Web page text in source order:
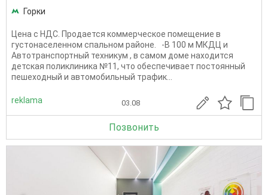
Горки
Цена с НДС. Продается коммерческое помещение в
густонаселенном спальном районе. -В 100 м МКДЦ и
Автотранспортный техникум , в самом доме находится
детская поликлиника №11, что обеспечивает постоянный
пешеходный и автомобильный трафик...
reklama 03.08
Позвонить